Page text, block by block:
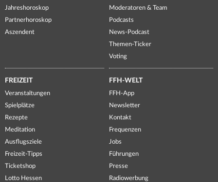
Jahreshoroskop
Partnerhoroskop
Aszendent
Moderatoren & Team
Podcasts
News-Podcast
Themen-Ticker
Voting
FREIZEIT
Veranstaltungen
Spielplätze
Rezepte
Meditation
Ausflugsziele
Freizeit-Tipps
Ticketshop
Lotto Hessen
FFH-WELT
FFH-App
Newsletter
Kontakt
Frequenzen
Jobs
Führungen
Presse
Radiowerbung